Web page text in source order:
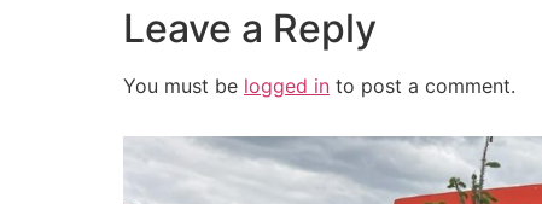
Leave a Reply
You must be logged in to post a comment.